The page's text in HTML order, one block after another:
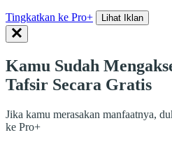
Tingkatkan ke Pro+ Lihat Iklan
Kamu Sudah
Tafsir Secara Gratis
Jika kamu merasakan manfaatnya,
ke Pro+